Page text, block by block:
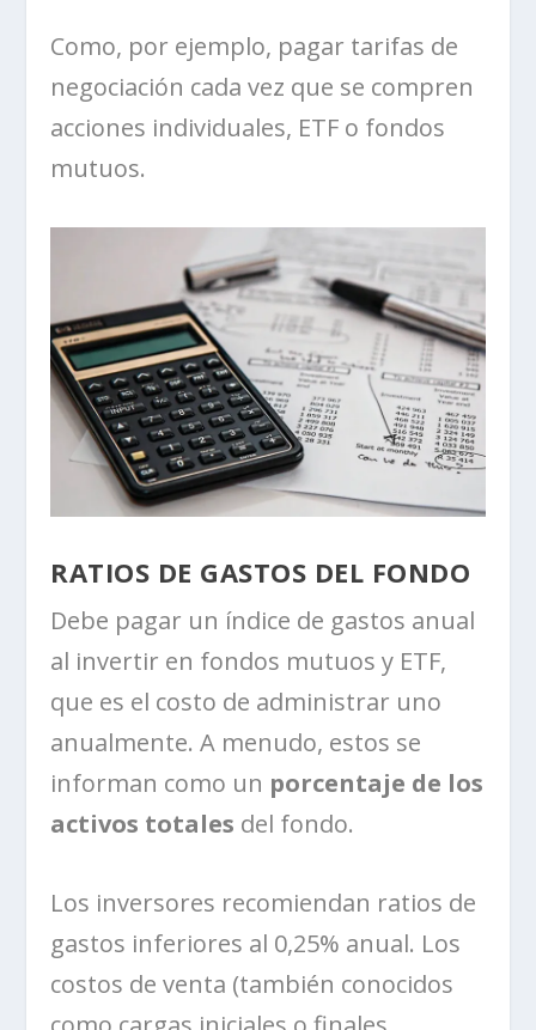
Como, por ejemplo, pagar tarifas de
negociación cada vez que se compren
acciones individuales, ETF o fondos
mutuos.
RATIOS DE GASTOS DEL FONDO
Debe pagar un índice de gastos anual
al invertir en fondos mutuos y ETF,
que es el costo de administrar uno
anualmente. A menudo, estos se
informan como un porcentaje de los
activos totales del fondo.
Los inversores recomiendan ratios de
gastos inferiores al 0,25% anual. Los
costos de venta (también conocidos